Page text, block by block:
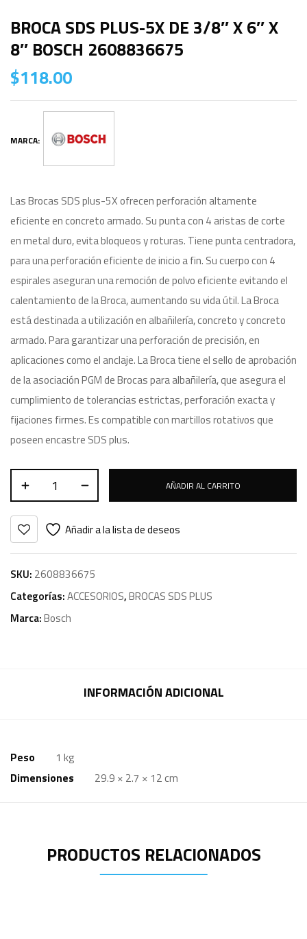
BROCA SDS PLUS-5X DE 3/8″ X 6″ X
8″ BOSCH 2608836675
$118.00
MARCA:
Las Brocas SDS plus-5X ofrecen perforación altamente
eficiente en concreto armado. Su punta con 4 aristas de corte
en metal duro, evita bloqueos y roturas. Tiene punta centradora,
para una perforación eficiente de inicio a fin. Su cuerpo con 4
espirales aseguran una remoción de polvo eficiente evitando el
calentamiento de la Broca, aumentando su vida útil. La Broca
está destinada a utilización en albañilería, concreto y concreto
armado. Para garantizar una perforación de precisión, en
aplicaciones como el anclaje. La Broca tiene el sello de aprobación
de la asociación PGM de Brocas para albañilería, que asegura el
cumplimiento de tolerancias estrictas, perforación exacta y
fijaciones firmes. Es compatible con martillos rotativos que
poseen encastre SDS plus.
AÑADIR AL CARRITO
Añadir a la lista de deseos
SKU: 2608836675
Categorías:ACCESORIOS,BROCAS SDS PLUS
Marca:Bosch
INFORMACIÓN ADICIONAL
Peso
1 kg
Dimensiones
29.9 × 2.7 × 12 cm
PRODUCTOS RELACIONADOS